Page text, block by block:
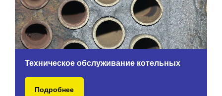
Техническое обслуживание котельных
Подробнее